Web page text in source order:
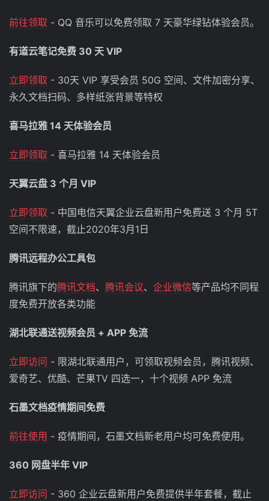
前往领取 - QQ 音乐可以免费领取 7 天豪华绿钻体验会员。
有道云笔记免费 30 天 VIP
立即领取 - 30天 VIP 享受会员 50G 空间、文件加密分享、
永久文档扫码、多样纸张背景等特权
喜马拉雅 14 天体验会员
立即领取 - 喜马拉雅 14 天体验会员
天翼云盘 3 个月 VIP
立即领取 - 中国电信天翼企业云盘新用户免费送 3 个月 5T
空间不限速，截止2020年3月1日
腾讯远程办公工具包
腾讯旗下的腾讯文档、 腾讯会议、 企业微信等产品均不同程
度免费开放各类功能
湖北联通送视频会员 + APP 免流
立即访问 - 限湖北联通用户，可领取视频会员，腾讯视频、
爱奇艺、优酷、芒果TV 四选一，十个视频 APP 免流
石墨文档疫情期间免费
前往使用 - 疫情期间，石墨文档新老用户均可免费使用。
360 网盘半年 VIP
立即访问 - 360 企业云盘新用户免费提供半年套餐，截止